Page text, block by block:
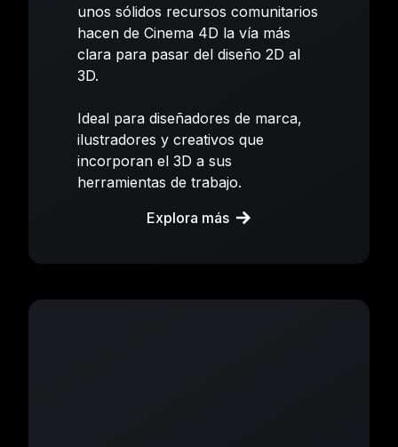
unos sólidos recursos comunitarios
hacen de Cinema 4D la vía más
clara para pasar del diseño 2D al
3D.
Ideal para diseñadores de marca,
ilustradores y creativos que
incorporan el 3D a sus
herramientas de trabajo.
Explora más